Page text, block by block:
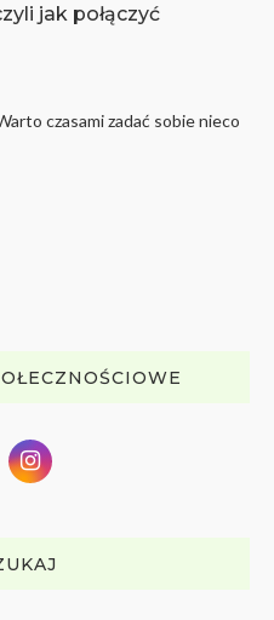
jak połączyć
czasami zadać sobie nieco